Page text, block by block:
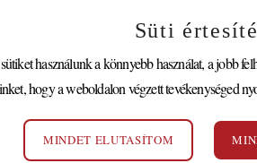
RÁDIÓ –
DIPLOMÁCIA-
Süti
használunk a könnyebb használat, a jobb
hogy a weboldalon végzett tevékenységed
MINDET ELUTASÍTOM